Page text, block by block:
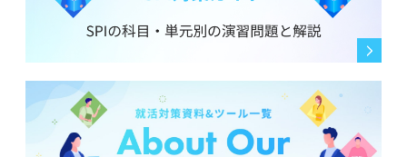
きになれるような考え方があれば教えてください。